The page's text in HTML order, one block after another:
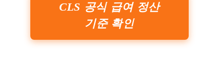
CLS 공식 급여 정산
기준 확인